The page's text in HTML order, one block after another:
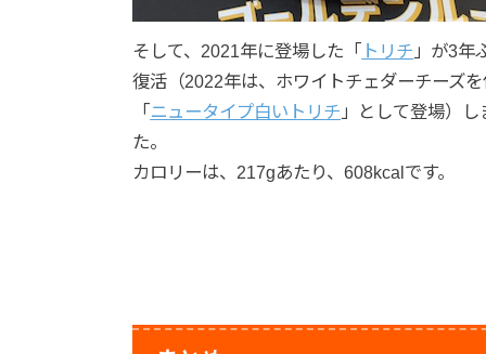
そして、2021年に登場した「 トリチ 」が3年
復活（2022年は、ホワイトチェダーチーズ
「ニュータイプ白いトリチ 」として登場）し
た。
カロリーは、217gあたり、608kcalです。